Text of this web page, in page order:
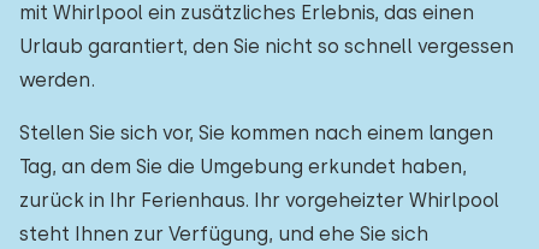
mit Whirlpool ein zusätzliches Erlebnis, das einen
Urlaub garantiert, den Sie nicht so schnell vergessen
werden.
Stellen Sie sich vor, Sie kommen nach einem langen
Tag, an dem Sie die Umgebung erkundet haben,
zurück in Ihr Ferienhaus. Ihr vorgeheizter Whirlpool
steht Ihnen zur Verfügung, und ehe Sie sich